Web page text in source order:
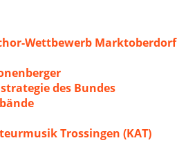
Wettbewerb Marktoberdorf
des Bundes
Trossingen (KAT)